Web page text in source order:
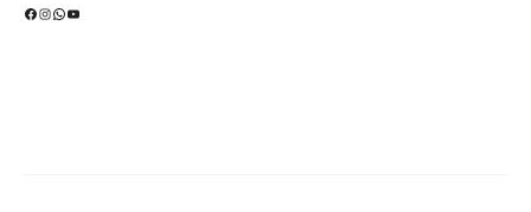
Facebook
Instagram
WhatsApp
YouTube